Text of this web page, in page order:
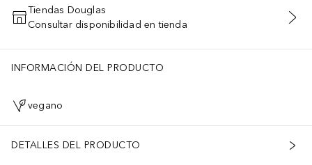
AÑADIR AL CARRITO
Tiendas Douglas
Consultar disponibilidad en tienda
INFORMACIÓN DEL PRODUCTO
vegano
DETALLES DEL PRODUCTO